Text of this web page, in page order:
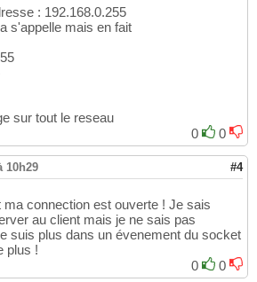
: 192.168.0.255
s'appelle mais en fait
sur tout le reseau
0
0
10h29 #4
connection est ouverte ! Je sais
au client mais je ne sais pas
suis plus dans un évenement du socket
plus !
0
0